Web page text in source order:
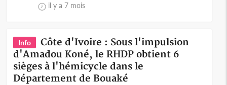
il y a 7 mois
Info
Côte d'Ivoire : Sous l'impulsion
d'Amadou Koné, le RHDP obtient 6
sièges à l'hémicycle dans le
Département de Bouaké